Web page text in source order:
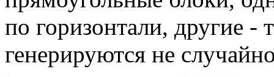
по горизонтали, другие -
генерируются не